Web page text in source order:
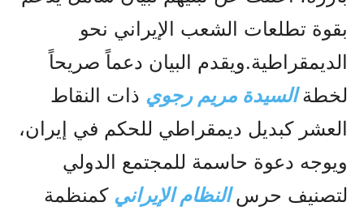
بقوة تطلعات الشعب الإيراني نحو
الديمقراطية.ويقدم البيان دعماً صريحاً
لخطةالسيدة مريم رجوي ذات النقاط
العشر كبديل ديمقراطي للحكم في إيران،
ويوجه دعوة حاسمة للمجتمع الدولي
لتصنيف حرسالنظام الإيراني كمنظمة